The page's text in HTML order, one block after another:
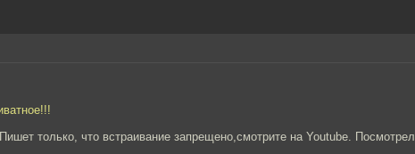
только, что встраивание запрещено,смотрите на Youtube. Посмотрел